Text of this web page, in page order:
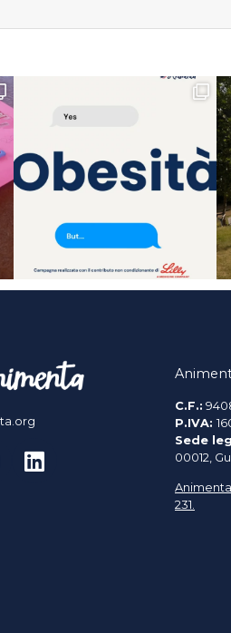
C.F.:
P.IVA:
Sede
00012,
231.